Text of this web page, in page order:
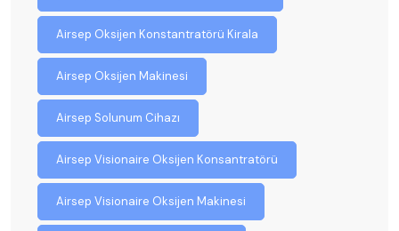
Airsep Oksijen Konstantratörü Kirala
Airsep Oksijen Makinesi
Airsep Solunum Cihazı
Airsep Visionaire Oksijen Konsantratörü
Airsep Visionaire Oksijen Makinesi